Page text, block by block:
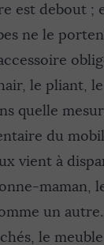
est debout
ne le
le pliant,
quelle
du
vient à
maman,
un
le